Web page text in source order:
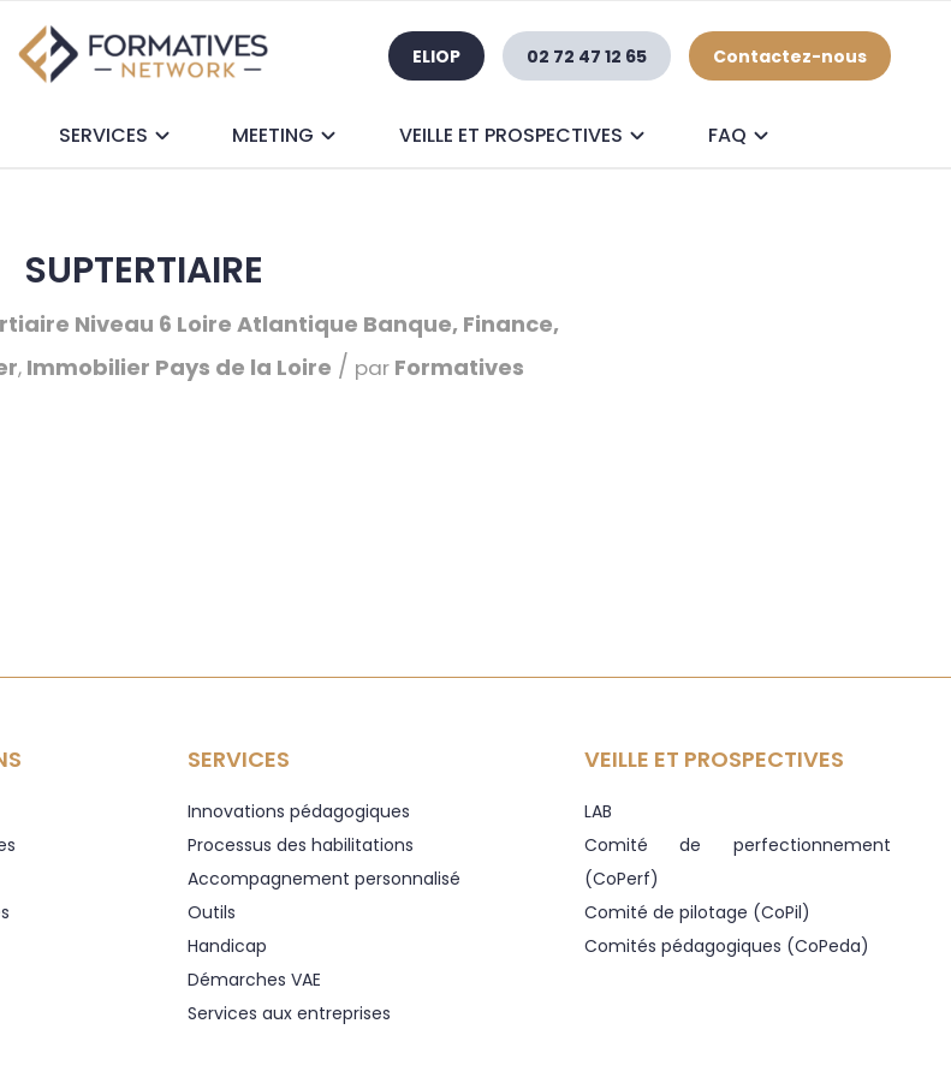
ELIOP 02 72 47 12 65 Contactez-nous
SERVICES MEETING VEILLE ET PROSPECTIVES FAQ
SUPTERTIAIRE
Niveau 6 Loire Atlantique Banque, Finance,
, Immobilier Pays de la Loire / par Formatives
SERVICES
Innovations pédagogiques
Processus des habilitations
Accompagnement personnalisé
Outils
Handicap
Démarches VAE
Services aux entreprises
VEILLE ET PROSPECTIVES
LAB
Comité de perfectionnement
(CoPerf)
Comité de pilotage (CoPil)
Comités pédagogiques (CoPeda)